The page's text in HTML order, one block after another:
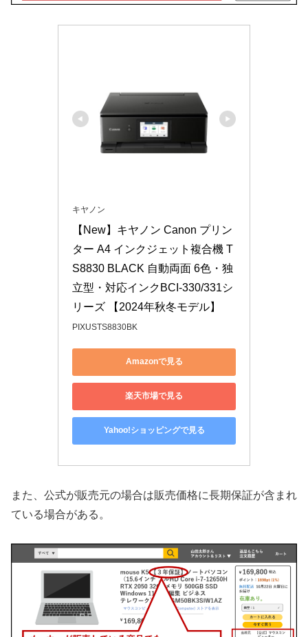
キヤノン
【New】キヤノン Canon プリン
ター A4 インクジェット複合機 T
S8830 BLACK 自動両面 6色・独
立型・対応インクBCI-330/331シ
リーズ 【2024年秋冬モデル】
PIXUSTS8830BK
Amazonで見る
楽天市場で見る
Yahoo!ショッピングで見る
また、公式が販売元の場合は販売価格に長期保証が含まれ
ている場合がある。